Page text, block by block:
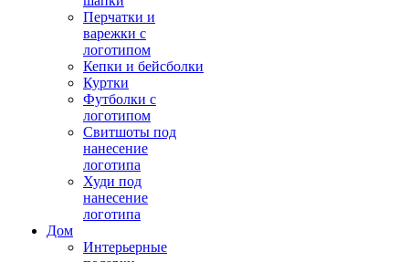
Перчатки и
варежки с
логотипом
Кепки и бейсболки
Куртки
Футболки с
логотипом
Свитшоты под
нанесение
логотипа
Худи под
нанесение
логотипа
Дом
Интерьерные